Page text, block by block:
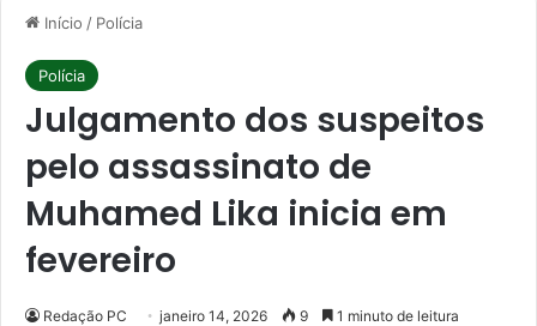
Início / Polícia
Polícia
Julgamento dos suspeitos
pelo assassinato de
Muhamed Lika inicia em
fevereiro
Redação PC janeiro 14, 2026 9 1 minuto de leitura